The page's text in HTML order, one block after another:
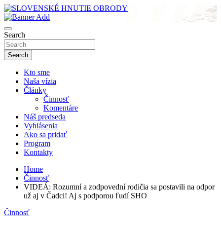
Skip
to
content
SLOVENSKÉ HNUTIE OBRODY
Search
Search
Kto sme
Naša vízia
Články
Činnosť
Komentáre
Náš predseda
Vyhlásenia
Ako sa pridať
Program
Kontakty
Home
Činnosť
VIDEÁ: Rozumní a zodpovední rodičia sa postavili na odpor
už aj v Čadci! Aj s podporou ľudí SHO
Činnosť